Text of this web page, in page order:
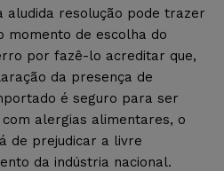
aludida resolução pode trazer
momento de escolha do
por fazê-lo acreditar que,
da presença de
é seguro para ser
alergias alimentares, o
de prejudicar a livre
da indústria nacional.